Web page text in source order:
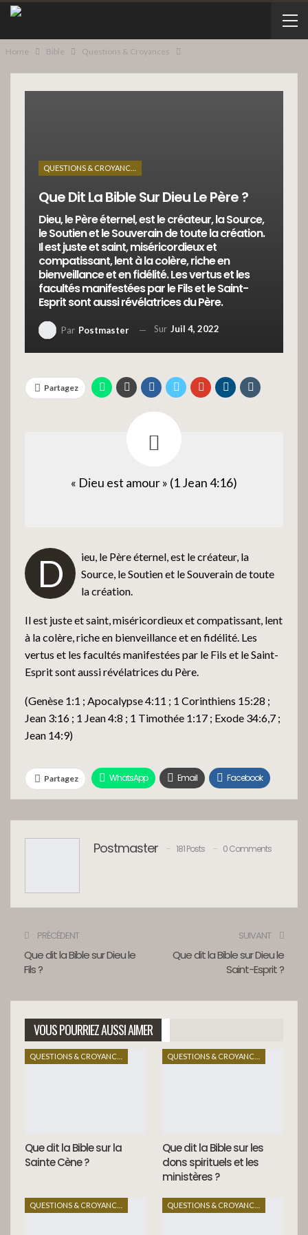
Home Bible Questions & Croyances
Que Dit La Bible Sur Dieu Le Père ?
Dieu, le Père éternel, est le créateur, la Source,
le Soutien et le Souverain de toute la création.
Il est juste et saint, miséricordieux et
compatissant, lent à la colère, riche en
bienveillance et en fidélité. Les vertus et les
facultés manifestées par le Fils et le Saint-
Esprit sont aussi révélatrices du Père.
Par Postmaster Sur Juil 4, 2022
Partagez
« Dieu est amour » (1 Jean 4:16)
D
ieu, le Père éternel, est le créateur, la
Source, le Soutien et le Souverain de toute
la création.
Il est juste et saint, miséricordieux et compatissant, lent
à la colère, riche en bienveillance et en fidélité. Les
vertus et les facultés manifestées par le Fils et le Saint-
Esprit sont aussi révélatrices du Père.
(Genèse 1:1 ; Apocalypse 4:11 ; 1 Corinthiens 15:28 ;
Jean 3:16 ; 1 Jean 4:8 ; 1 Timothée 1:17 ; Exode 34:6,7 ;
Jean 14:9)
Partagez WhatsApp Email Facebook
Facebook MessengerPostmaster 181 Posts 0 Comments
PRÉCÉDENT
Que dit la Bible sur Dieu le
Fils ?
SUIVANT
Que dit la Bible sur Dieu le
Saint-Esprit ?
VOUS POURRIEZ AUSSI AIMER
Que dit la Bible sur la
Sainte Cène ?
Que dit la Bible sur les
dons spirituels et les
ministères ?